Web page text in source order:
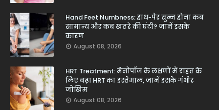
Hand Feet Numbness: हाथ-पैर सुन्न होना कब
सामान्य और कब खतरे की घंटी? जानें इसके
कारण
August 08, 2026
HRT Treatment: मेनोपॉज के लक्षणों में राहत के
लिए बढ़ा HRT का इस्तेमाल, जानें इसके गंभीर
जोखिम
August 08, 2026